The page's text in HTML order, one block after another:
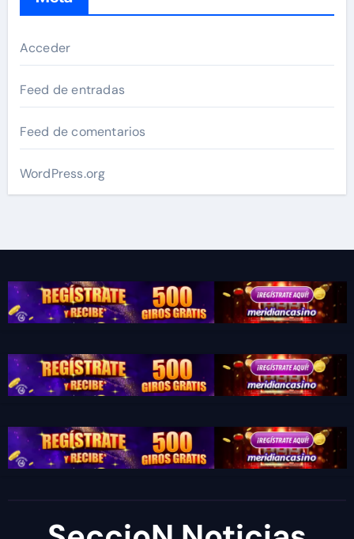
Acceder
Feed de entradas
Feed de comentarios
WordPress.org